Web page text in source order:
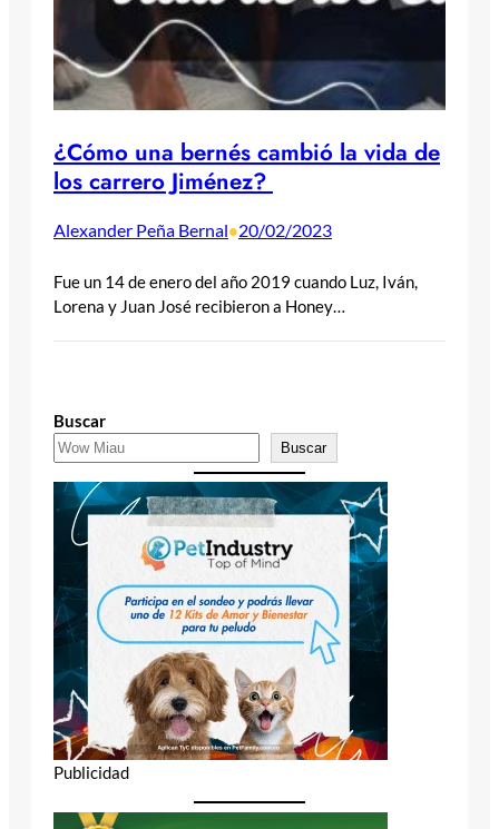
¿Cómo una bernés cambió la vida de
los carrero Jiménez?
Alexander Peña Bernal•20/02/2023
Fue un 14 de enero del año 2019 cuando Luz, Iván,
Lorena y Juan José recibieron a Honey…
Buscar
Buscar
Publicidad